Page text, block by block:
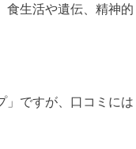
食生活や遺伝、精神的
」ですが、口コミには